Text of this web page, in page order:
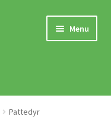
Menu
Pattedyr